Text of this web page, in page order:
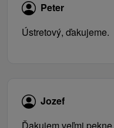
Peter
Ústretový, ďakujeme.
Jozef